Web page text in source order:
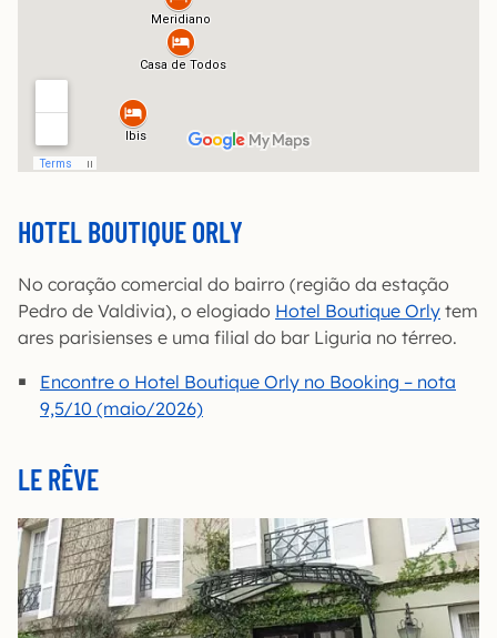
HOTEL BOUTIQUE ORLY
No coração comercial do bairro (região da estação
Pedro de Valdivia), o elogiado Hotel Boutique Orly tem
ares parisienses e uma filial do bar Liguria no térreo.
Encontre o Hotel Boutique Orly no Booking – nota
9,5/10 (maio/2026)
LE RÊVE